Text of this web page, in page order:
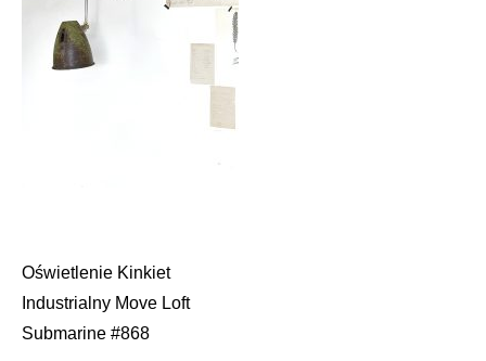
Nawigacja
wpisu
Oświetlenie Kinkiet
Industrialny Move Loft
Submarine #868